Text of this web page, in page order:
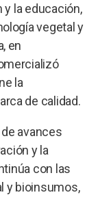
y la educación,
vegetal y
en
la
de calidad.
avances
y la
con las
y bioinsumos,